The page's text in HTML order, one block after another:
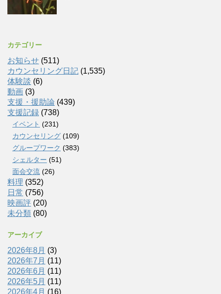
カテゴリー
お知らせ (511)
カウンセリング日記 (1,535)
体験談 (6)
動画 (3)
支援・援助論 (439)
支援記録 (738)
イベント (231)
カウンセリング (109)
グループワーク (383)
シェルター (51)
面会交流 (26)
料理 (352)
日常 (756)
映画評 (20)
未分類 (80)
アーカイブ
2026年8月 (3)
2026年7月 (11)
2026年6月 (11)
2026年5月 (11)
2026年4月 (16)